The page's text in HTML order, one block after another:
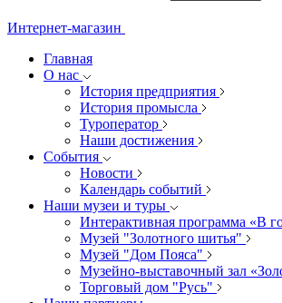
Интернет-магазин
Главная
О нас
История предприятия
История промысла
Туроператор
Наши достижения
События
Новости
Календарь событий
Наши музеи и туры
Интерактивная программа «В
Музей "Золотного шитья"
Музей "Дом Пояса"
Музейно-выставочный зал
Торговый дом "Русь"